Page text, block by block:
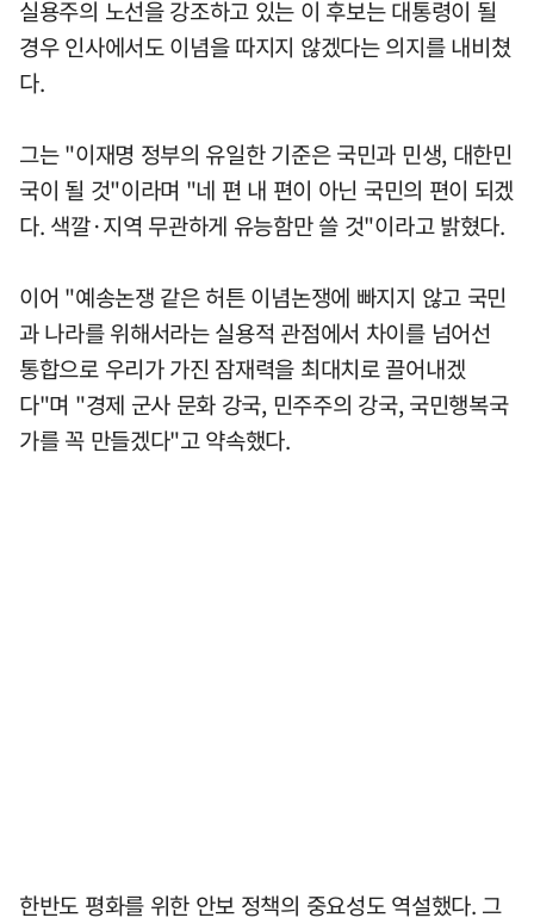
실용주의 노선을 강조하고 있는 이 후보는 대통령이 될
경우 인사에서도 이념을 따지지 않겠다는 의지를 내비쳤
다.
그는 "이재명 정부의 유일한 기준은 국민과 민생, 대한민
국이 될 것"이라며 "네 편 내 편이 아닌 국민의 편이 되겠
다. 색깔·지역 무관하게 유능함만 쓸 것"이라고 밝혔다.
이어 "예송논쟁 같은 허튼 이념논쟁에 빠지지 않고 국민
과 나라를 위해서라는 실용적 관점에서 차이를 넘어선
통합으로 우리가 가진 잠재력을 최대치로 끌어내겠
다"며 "경제 군사 문화 강국, 민주주의 강국, 국민행복국
가를 꼭 만들겠다"고 약속했다.
한반도 평화를 위한 안보 정책의 중요성도 역설했다. 그